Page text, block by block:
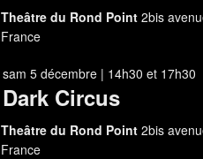
Theâtre du Rond Point 2bis
France
Dark Circus
sam 5 décembre | 14h30 et 17h30
Theâtre du Rond Point 2bis
France